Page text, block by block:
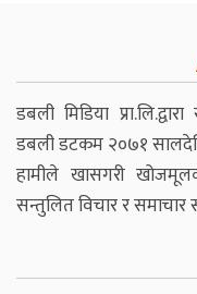
डबली मिडिया
डबली डटकम २०७१
हामीले खासगरी
सन्तुलित विचार र समाचार